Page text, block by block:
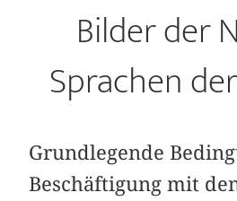
Bilder der
Sprachen
Grundlegende
Beschäftigung mit